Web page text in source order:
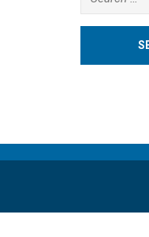
for: